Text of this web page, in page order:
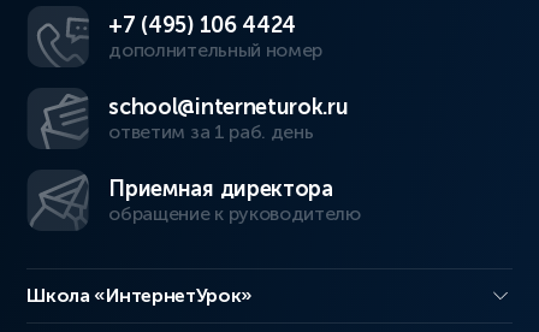
+7 (495) 106 4424
дополнительный номер
school@interneturok.ru
ответим за 1 раб. день
Приемная директора
обращение к руководителю
Школа «ИнтернетУрок»